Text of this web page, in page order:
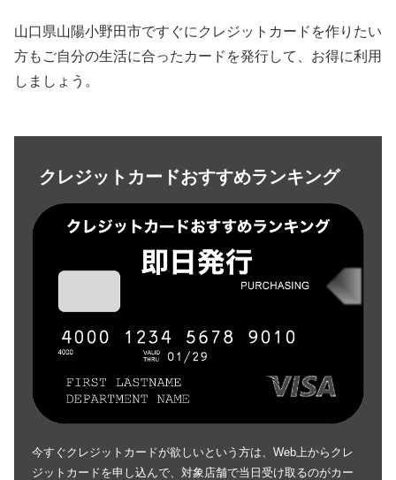
山口県山陽小野田市ですぐにクレジットカードを作りたい
方もご自分の生活に合ったカードを発行して、お得に利用
しましょう。
クレジットカードおすすめランキング
今すぐクレジットカードが欲しいという方は、Web上からクレ
ジットカードを申し込んで、対象店舗で当日受け取るのがカー